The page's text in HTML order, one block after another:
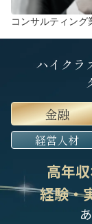
コンサルティング
ハイクラ
金融
経営人材
高年
経験・